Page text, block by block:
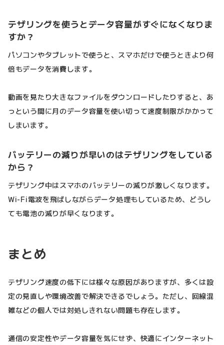
テザリングを使うとデータ容量がすぐになくなりま
すか？
パソコンやタブレットで使うと、スマホだけで使うときより何
倍もデータを消費します。
動画を見たり大きなファイルをダウンロードしたりすると、あ
っという間に月のデータ容量を使い切って速度制限がかかって
しまいます。
バッテリーの減りが早いのはテザリングをしている
から？
テザリング中はスマホのバッテリーの減りが激しくなります。
Wi-Fi電波を飛ばしながらデータ処理もしているため、どうし
ても電池の減りが早くなります。
まとめ
テザリング速度の低下には様々な原因がありますが、多くは設
定の見直しや環境改善で解決できるでしょう。ただし、回線混
雑などの個人では対処しきれない問題も存在します。
通信の安定性やデータ容量を気にせず、快適にインターネット